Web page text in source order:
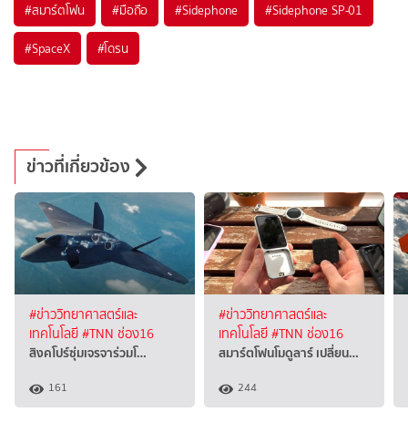
#สมาร์ตโฟน #มือถือ #Sidephone #Sidephone SP-01
#SpaceX #โดรน
ข่าวที่เกี่ยวข้อง
#ข่าววิทยาศาสตร์และ
เทคโนโลยี#TNN ช่อง16
สิงคโปร์ซุ่มเจรจาร่วมโ…
161
#ข่าววิทยาศาสตร์และ
เทคโนโลยี#TNN ช่อง16
สมาร์ตโฟนโมดูลาร์ เปลี่ยน…
244